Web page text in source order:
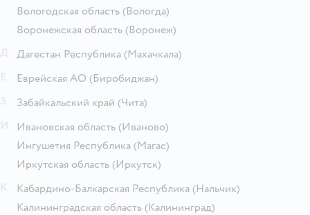
Вологодская область (Вологда)
Воронежская область (Воронеж)
Дагестан Республика (Махачкала)
Еврейская АО (Биробиджан)
Забайкальский край (Чита)
Ивановская область (Иваново)
Ингушетия Республика (Магас)
Иркутская область (Иркутск)
Кабардино-Балкарская Республика (Нальчик)
Калининградская область (Калининград)